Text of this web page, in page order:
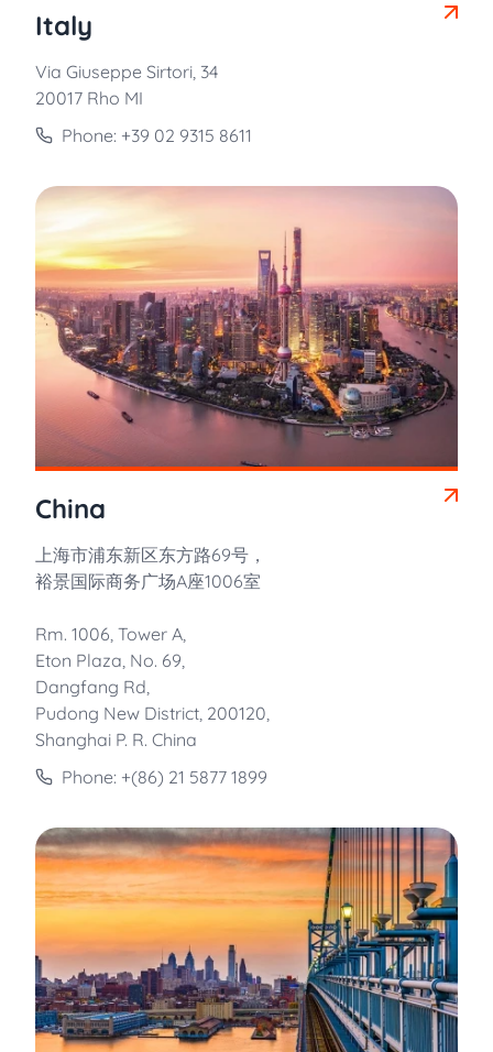
Italy
Via Giuseppe Sirtori, 34
20017 Rho MI
Phone: +39 02 9315 8611
China
上海市浦东新区东方路69号，
裕景国际商务广场A座1006室
Rm. 1006, Tower A,
Eton Plaza, No. 69,
Dangfang Rd,
Pudong New District, 200120,
Shanghai P. R. China
Phone: +(86) 21 5877 1899